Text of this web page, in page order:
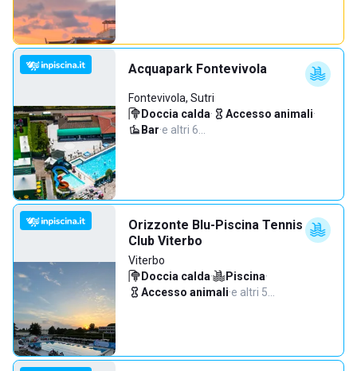
Acquapark Fontevivola
Fontevivola, Sutri
Doccia calda· Accesso animali·
Bar·e altri 6…
Orizzonte Blu-Piscina Tennis
Club Viterbo
Viterbo
Doccia calda· Piscina·
Accesso animali·e altri 5…